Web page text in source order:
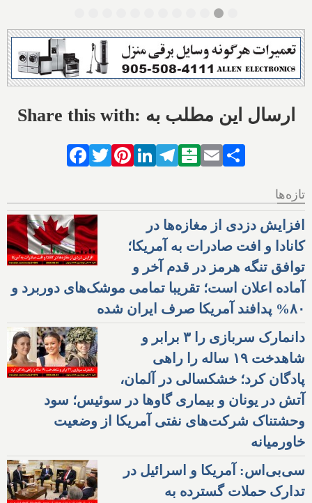
Share this with: ارسال این مطلب به
Facebook
TwitterPinterestLinkedIn
Telegram
Balatarin
Email
تازه‌ها
افزایش دزدی از مغازه‌ها در
کانادا و افت صادرات به آمریکا؛
توافق تنگه هرمز در قدم آخر و
آماده اعلان است؛ تقریبا تمامی موشک‌های دوربرد و
۸۰% پدافند آمریکا صرف ایران شده
دانمارک سربازی را ۳ برابر و
شاهدخت ۱۹ ساله را راهی
پادگان کرد؛ خشکسالی در آلمان،
آتش در یونان و بیماری گاوها در سوئیس؛ سود
وحشتناک شرکت‌های نفتی آمریکا از وضعیت
خاورمیانه
سی‌بی‌اس: آمریکا و اسرائیل در
تدارک حملات گسترده به